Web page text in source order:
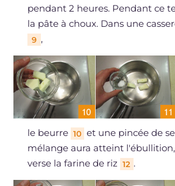
pendant 2 heures. Pendant ce
la pâte à choux. Dans une
9 ,
le beurre 10 et une pincée de
mélange aura atteint
verse la farine de riz 12 .